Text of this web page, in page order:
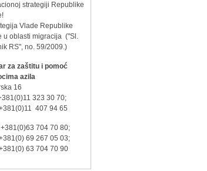
strategiji Republike
Vlade Republike
u oblasti migracija ("Sl.
RS", no. 59/2009.)
za zaštitu i pomoć
azila
16
323 30 70;
407 94 65
+381(0)63 704 70 80;
69 267 05 03;
63 704 70 90